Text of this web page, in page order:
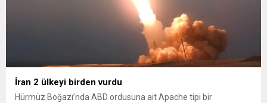
İran 2 ülkeyi birden vurdu
Hürmüz Boğazı’nda ABD ordusuna ait Apache tipi bir